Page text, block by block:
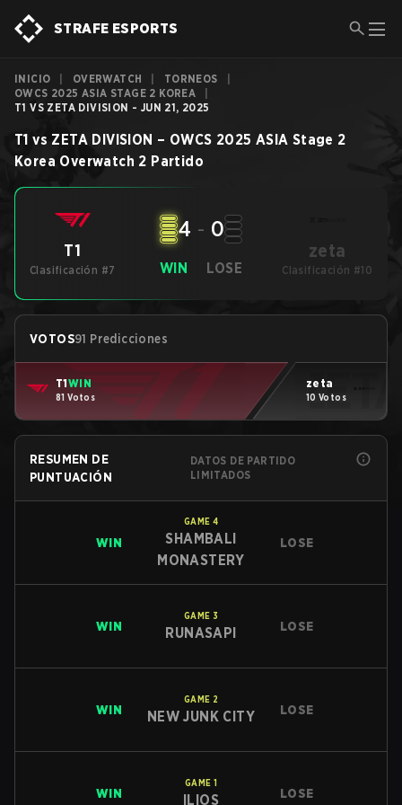
STRAFE ESPORTS
INICIO OVERWATCH TORNEOS
OWCS 2025 ASIA STAGE 2 KOREA
T1 VS ZETA DIVISION - JUN 21, 2025
T1 vs ZETA DIVISION – OWCS 2025 ASIA Stage 2
Korea Overwatch 2 Partido
T1
Clasificación #7 WIN
4 - 0
LOSE
zeta
Clasificación #10
VOTOS91 Predicciones
T1WIN
81 Votos
zeta
10 Votos
RESUMEN DE
PUNTUACIÓN
DATOS DE PARTIDO
LIMITADOS
WIN
GAME 4
SHAMBALI
MONASTERY
LOSE
WIN
GAME 3
RUNASAPI LOSE
WIN
GAME 2
NEW JUNK CITY LOSE
WIN
GAME 1
ILIOS LOSE